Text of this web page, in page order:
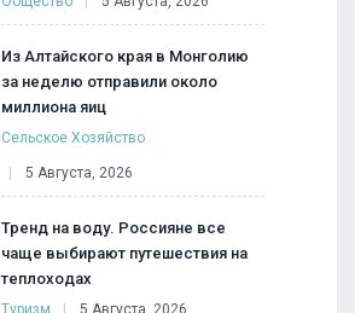
Из Алтайского края в Монголию
за неделю отправили около
миллиона яиц
Сельское Хозяйство
5 Августа, 2026
Тренд на воду. Россияне все
чаще выбирают путешествия на
теплоходах
Туризм 5 Августа, 2026